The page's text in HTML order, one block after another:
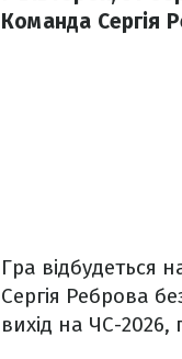
Команда Сергія
Гра відбудеться
Сергія Реброва
вихід на ЧС-2026,